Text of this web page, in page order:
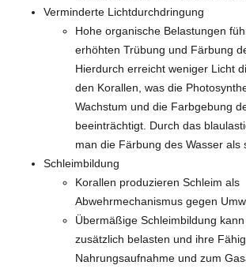
Verminderte Lichtdurchdringung
Hohe organische Belastungen
erhöhten Trübung und Färbung
Hierdurch erreicht weniger Licht
den Korallen, was die
Wachstum und die Farbgebung
beeinträchtigt. Durch das
man die Färbung des Wasser als
Schleimbildung
Korallen produzieren Schleim als
Abwehrmechanismus gegen
Übermäßige Schleimbildung
zusätzlich belasten und ihre
Nahrungsaufnahme und zum